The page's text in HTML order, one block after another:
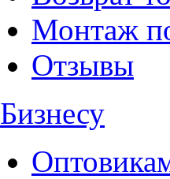
Монтаж
Отзывы
Бизнесу